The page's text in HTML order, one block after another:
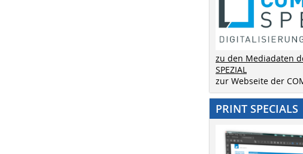
zu den Mediadaten
SPEZIAL
zur Webseite der
PRINT SPECIALS